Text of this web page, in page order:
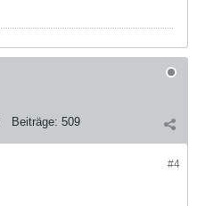
Beiträge: 509
#4